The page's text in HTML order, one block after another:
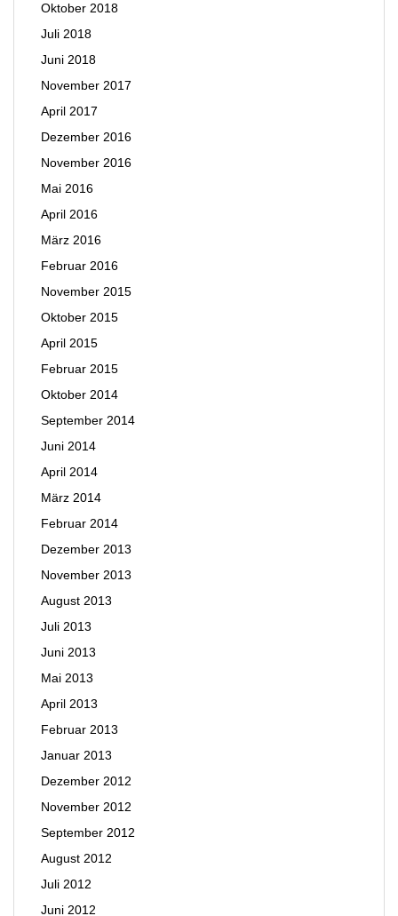
Oktober 2018
Juli 2018
Juni 2018
November 2017
April 2017
Dezember 2016
November 2016
Mai 2016
April 2016
März 2016
Februar 2016
November 2015
Oktober 2015
April 2015
Februar 2015
Oktober 2014
September 2014
Juni 2014
April 2014
März 2014
Februar 2014
Dezember 2013
November 2013
August 2013
Juli 2013
Juni 2013
Mai 2013
April 2013
Februar 2013
Januar 2013
Dezember 2012
November 2012
September 2012
August 2012
Juli 2012
Juni 2012